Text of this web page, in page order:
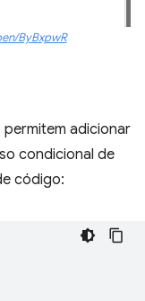
ByBxpwR
adicionar
condicional de
código: